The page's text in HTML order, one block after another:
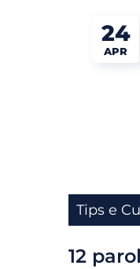
24
APR
Tips e
12